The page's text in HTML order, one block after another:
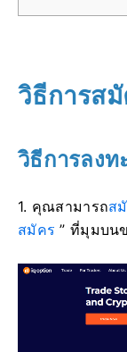
วิธีการส
วิธีการลงท
1. คุณสามารถส
สมัคร ” ที่มุมบน